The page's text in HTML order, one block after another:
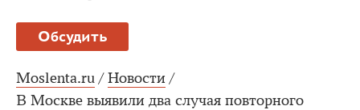
Обсудить
Moslenta.ru / Новости /
В Москве выявили два случая повторного